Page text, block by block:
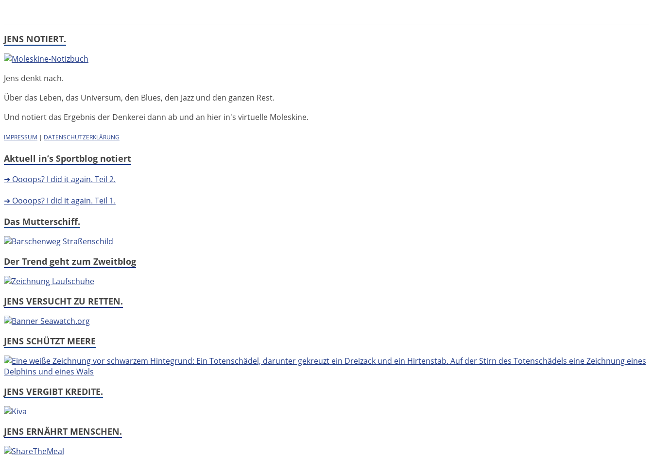
JENS NOTIERT.
Jens denkt nach.
Über das Leben, das Universum, den Blues, den Jazz und den ganzen Rest.
Und notiert das Ergebnis der Denkerei dann ab und an hier in's virtuelle Moleskine.
IMPRESSUM | DATENSCHUTZERKLÄRUNG
Aktuell in’s Sportblog notiert
➜ Oooops? I did it again. Teil 2.
➜ Oooops? I did it again. Teil 1.
Das Mutterschiff.
Der Trend geht zum Zweitblog
JENS VERSUCHT ZU RETTEN.
JENS SCHÜTZT MEERE
JENS VERGIBT KREDITE.
JENS ERNÄHRT MENSCHEN.